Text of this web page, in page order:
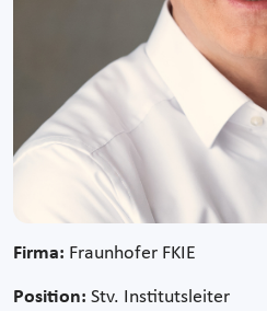
Firma: Fraunhofer FKIE
Position: Stv. Institutsleiter